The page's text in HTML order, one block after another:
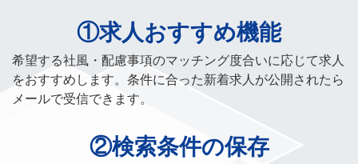
①求人おすすめ機能
希望する社風・配慮事項のマッチング度合いに応じて求人
をおすすめします。条件に合った新着求人が公開されたら
メールで受信できます。
②検索条件の保存